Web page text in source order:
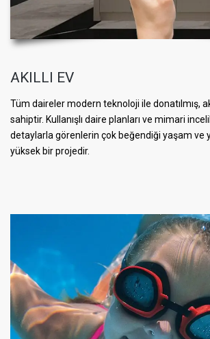
AKILLI EV
Tüm daireler modern teknoloji ile donatılmış,
sahiptir. Kullanışlı daire planları ve mimari
detaylarla görenlerin çok beğendiği yaşam ve
yüksek bir projedir.